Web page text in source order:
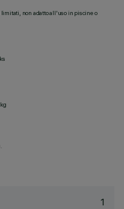
non adatto all'uso in piscine o
1